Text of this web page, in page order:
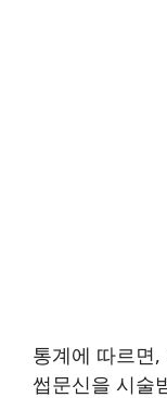
통계에 따르면
썹문신을 시술